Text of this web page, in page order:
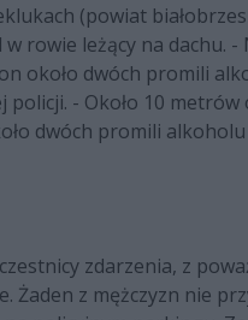
(powiat
rowie leżący na dachu. -
około dwóch promili
- Około 10 metrów
dwóch promili
zdarzenia, z
z mężczyzn nie